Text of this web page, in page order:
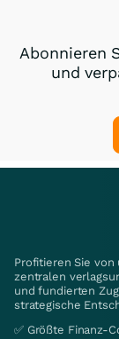
Abonnieren
und
Profitieren Sie
zentralen
und fundierten
strategische
✅ Größte Finanz-